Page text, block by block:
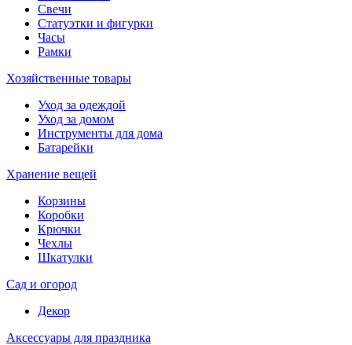
Свечи
Статуэтки и фигурки
Часы
Рамки
Хозяйственные товары
Уход за одеждой
Уход за домом
Инструменты для дома
Батарейки
Хранение вещей
Корзины
Коробки
Крючки
Чехлы
Шкатулки
Сад и огород
Декор
Аксессуары для праздника